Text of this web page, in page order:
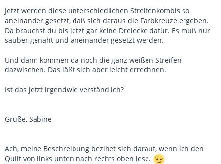
Jetzt werden diese unterschiedlichen Streifenkombis so
aneinander gesetzt, daß sich daraus die Farbkreuze ergeben.
Da brauchst du bis jetzt gar keine Dreiecke dafür. Es muß nur
sauber genäht und aneinander gesetzt werden.
Und dann kommen da noch die ganz weißen Streifen
dazwischen. Das läßt sich aber leicht errechnen.
Ist das jetzt irgendwie verständlich?
Grüße, Sabine
Ach, meine Beschreibung bezihet sich darauf, wenn ich den
Quilt von links unten nach rechts oben lese.